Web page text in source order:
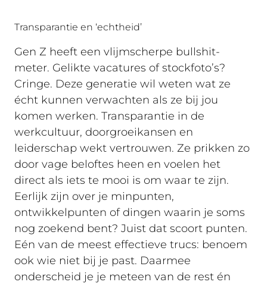
Transparantie en ‘echtheid’
Gen Z heeft een vlijmscherpe bullshit-
meter. Gelikte vacatures of stockfoto’s?
Cringe. Deze generatie wil weten wat ze
écht kunnen verwachten als ze bij jou
komen werken. Transparantie in de
werkcultuur, doorgroeikansen en
leiderschap wekt vertrouwen. Ze prikken zo
door vage beloftes heen en voelen het
direct als iets te mooi is om waar te zijn.
Eerlijk zijn over je minpunten,
ontwikkelpunten of dingen waarin je soms
nog zoekend bent? Juist dat scoort punten.
Eén van de meest effectieve trucs: benoem
ook wie niet bij je past. Daarmee
onderscheid je je meteen van de rest én